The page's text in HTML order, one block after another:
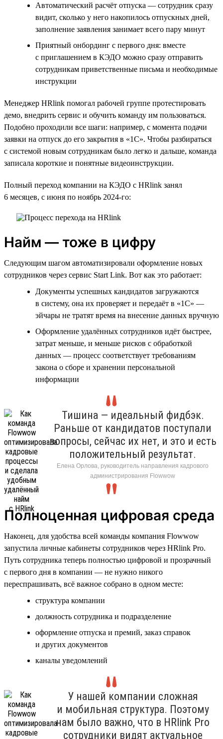
Автоматический расчёт отпуска — сотрудник сразу
видит, сколько у него накопилось отпускных дней,
заполнение заявления занимает всего пару минут
Приятный онбординг с первого дня: вместе
с приглашением в КЭДО можно сразу отправить
сотрудникам приветственные письма и необходимые
инструкции
Менеджер HRlink помогал рабочей группе протестировать
демо, внедрить сервис и обучить команду им пользоваться.
Подобно проходили все шаги: например, с момента подачи
заявки на отпуск до его закрытия в «1С». Чтобы разбираться
с системой новым сотрудникам было легко и дальше, команда
записала короткие и понятные видеоинструкции.
Полный переход компании на КЭДО с HRlink занял
6 месяцев, с июня по ноябрь 2024-го:
Найм — тоже в цифру
Следующим шагом автоматизировали оформление новых
сотрудников через сервис Start Link. Вот как это работает:
Документы успешных кандидатов загружаются
в систему, она их проверяет и передаёт в «1С» —
эйчары не тратят время на внесение данных вручную
Оформление удалённых сотрудников идёт быстрее,
затрат меньше, и меньше рисков с обработкой
данных — процесс соответствует требованиям
закона о сборе и хранении персональной
информации
Тишина — идеальный фидбэк.
Раньше от кандидатов поступали
вопросы, сейчас их нет, и это и есть
положительный результат.
Елена Орлова, руководитель направления кадрового
администрирования Flowwow
Полноценная цифровая среда
Наконец, для удобства всей команды компания Flowwow
запустила личные кабинеты сотрудников через HRlink Pro.
Путь сотрудника теперь полностью цифровой и прозрачный
с первого дня в компании — не нужно никого
переспрашивать, всё важное собрано в одном месте:
структура компании
должность сотрудника и подразделение
оформление отпуска и премий, заказ справок
и других документов
каналы уведомлений
У нашей компании сложная
и мобильная структура. Поэтому
нам было важно, что в HRlink Pro
сотрудники видят актуальное